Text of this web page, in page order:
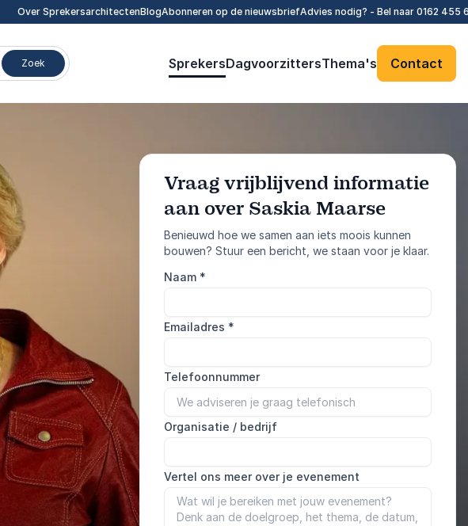
Over SprekersarchitectenBlogAbonneren op de nieuwsbriefAdvies nodig? - Bel naar 0162 455
Zoek SprekersDagvoorzittersThema's Contact
Vraag vrijblijvend informatie
aan over Saskia Maarse
Benieuwd hoe we samen aan iets moois kunnen
bouwen? Stuur een bericht, we staan voor je klaar.
Naam *
Emailadres *
Telefoonnummer
Organisatie / bedrijf
Vertel ons meer over je evenement
Vraag informatie aan :